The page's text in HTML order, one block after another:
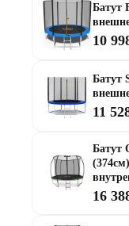
Штанги с w-
Жилеты
Штанги с гантелями
Диски та
Гантелі
Штанги
Штанги з
Грифи
Тренувальні
Стійки для
Стійки для
Батут
10
Батут
11
Батут
16